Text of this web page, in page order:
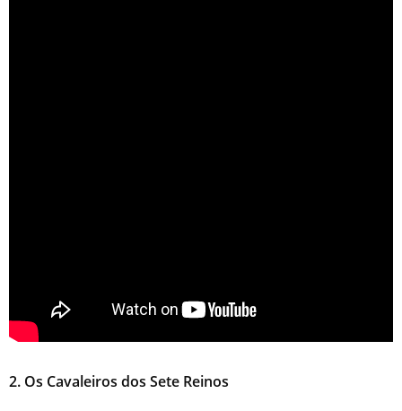
2. Os Cavaleiros dos Sete Reinos